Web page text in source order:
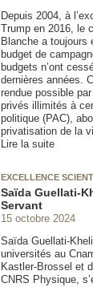
Depuis 2004, à
Trump en 2016, le
Blanche a toujours
budget de
budgets n’ont
dernières années.
rendue possible
privés illimités à
politique (PAC),
privatisation de la
Lire la suite
EXCELLENCE
Saïda Guellati-
Servant
15 octobre 2024
Saïda Guellati-
universités au
Kastler-Brossel et
CNRS Physique,